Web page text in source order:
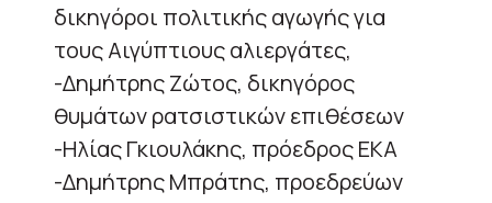
δικηγόροι πολιτικής αγωγής για
τους Αιγύπτιους αλιεργάτες,
-Δημήτρης Ζώτος, δικηγόρος
θυμάτων ρατσιστικών επιθέσεων
-Ηλίας Γκιουλάκης, πρόεδρος ΕΚΑ
-Δημήτρης Μπράτης, προεδρεύων